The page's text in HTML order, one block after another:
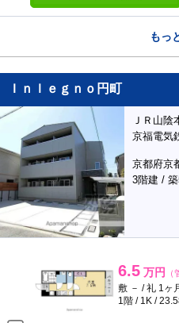
もっ
Ｉｎｌｅｇｎｏ円町
ＪＲ山陰
京福電気
京都府京
3階建 /
6.5 万円
敷 － / 礼 1ヶ
1階 / 1K /